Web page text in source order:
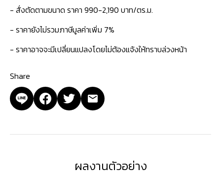
- สั่งตัดตามขนาด ราคา 990-2,190 บาท/ตร.ม.
- ราคายังไม่รวมภาษีมูลค่าเพิ่ม 7%
- ราคาอาจจะมีเปลี่ยนแปลงโดยไม่ต้องแจ้งให้ทราบล่วงหน้า
Share
ผลงานตัวอย่าง